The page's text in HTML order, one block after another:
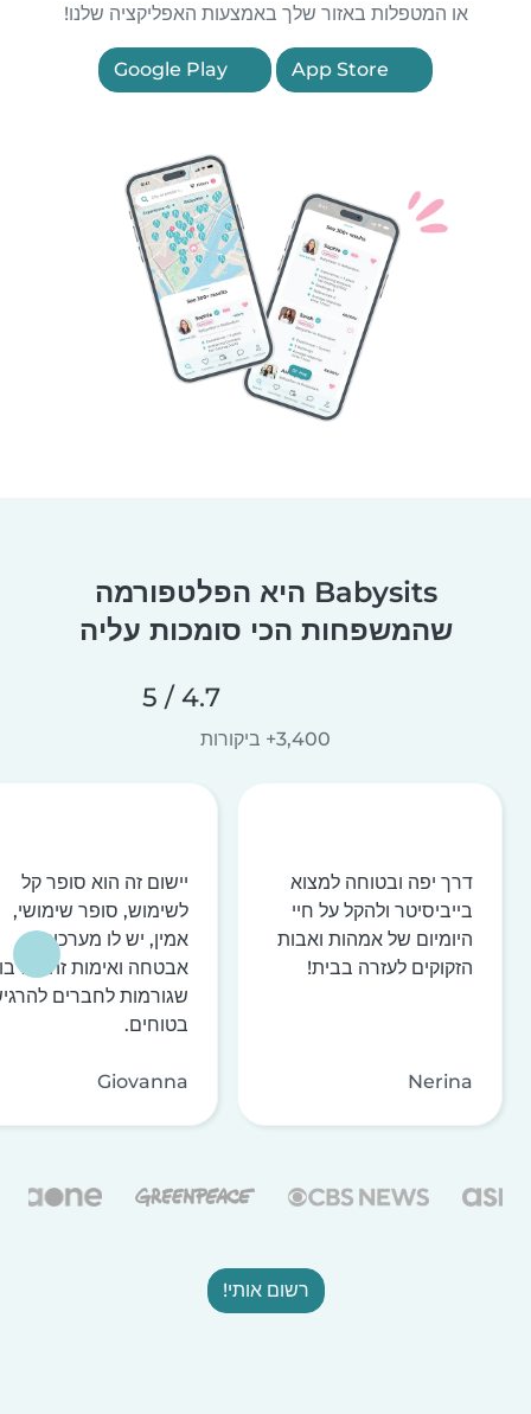
או המטפלות באזור שלך באמצעות האפליקציה שלנו!
Babysits היא הפלטפורמה
שהמשפחות הכי סומכות עליה
4.7 / 5
3,400+ ביקורות
דרך יפה ובטוחה למצוא
בייביסיטר ולהקל על חיי
היומיום של אמהות ואבות
הזקוקים לעזרה בבית!
Nerina
יישום זה הוא סופר קל
לשימוש, סופר שימושי,
אמין, יש לו מערכות
אבטחה ואימות זהות
שגורמות לחברים
בטוחים.
Giovanna
רשום אותי!